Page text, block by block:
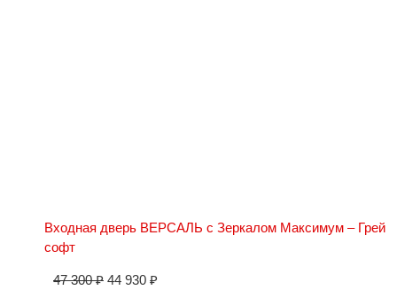
Входная дверь ВЕРСАЛЬ с Зеркалом Максимум – Грей
софт
47 300₽ 44 930 ₽